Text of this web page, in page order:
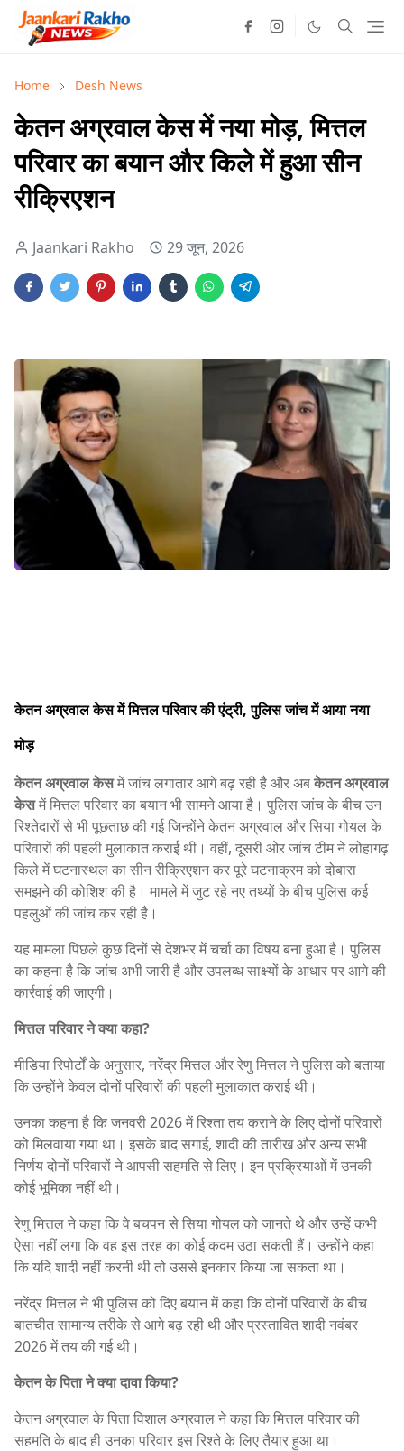
Home Desh News
केतन अग्रवाल केस में नया मोड़, मित्तल
परिवार का बयान और किले में हुआ सीन
रीक्रिएशन
Jaankari Rakho 29 जून, 2026
केतन अग्रवाल केस में मित्तल परिवार की एंट्री, पुलिस जांच में आया नया
मोड़
केतन अग्रवाल केसमें जांच लगातार आगे बढ़ रही है और अबकेतन अग्रवाल
केसमें मित्तल परिवार का बयान भी सामने आया है। पुलिस जांच के बीच उन
रिश्तेदारों से भी पूछताछ की गई जिन्होंने केतन अग्रवाल और सिया गोयल के
परिवारों की पहली मुलाकात कराई थी। वहीं, दूसरी ओर जांच टीम ने लोहागढ़
किले में घटनास्थल का सीन रीक्रिएशन कर पूरे घटनाक्रम को दोबारा
समझने की कोशिश की है। मामले में जुट रहे नए तथ्यों के बीच पुलिस कई
पहलुओं की जांच कर रही है।
यह मामला पिछले कुछ दिनों से देशभर में चर्चा का विषय बना हुआ है। पुलिस
का कहना है कि जांच अभी जारी है और उपलब्ध साक्ष्यों के आधार पर आगे की
कार्रवाई की जाएगी।
मित्तल परिवार ने क्या कहा?
मीडिया रिपोर्टों के अनुसार, नरेंद्र मित्तल और रेणु मित्तल ने पुलिस को बताया
कि उन्होंने केवल दोनों परिवारों की पहली मुलाकात कराई थी।
उनका कहना है कि जनवरी 2026 में रिश्ता तय कराने के लिए दोनों परिवारों
को मिलवाया गया था। इसके बाद सगाई, शादी की तारीख और अन्य सभी
निर्णय दोनों परिवारों ने आपसी सहमति से लिए। इन प्रक्रियाओं में उनकी
कोई भूमिका नहीं थी।
रेणु मित्तल ने कहा कि वे बचपन से सिया गोयल को जानते थे और उन्हें कभी
ऐसा नहीं लगा कि वह इस तरह का कोई कदम उठा सकती हैं। उन्होंने कहा
कि यदि शादी नहीं करनी थी तो उससे इनकार किया जा सकता था।
नरेंद्र मित्तल ने भी पुलिस को दिए बयान में कहा कि दोनों परिवारों के बीच
बातचीत सामान्य तरीके से आगे बढ़ रही थी और प्रस्तावित शादी नवंबर
2026 में तय की गई थी।
केतन के पिता ने क्या दावा किया?
केतन अग्रवाल के पिता विशाल अग्रवाल ने कहा कि मित्तल परिवार की
सहमति के बाद ही उनका परिवार इस रिश्ते के लिए तैयार हुआ था।